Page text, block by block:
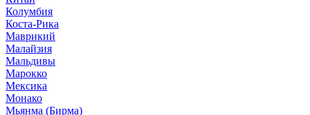
Колумбия
Коста-Рика
Маврикий
Малайзия
Мальдивы
Марокко
Мексика
Монако
Мьянма (Бирма)